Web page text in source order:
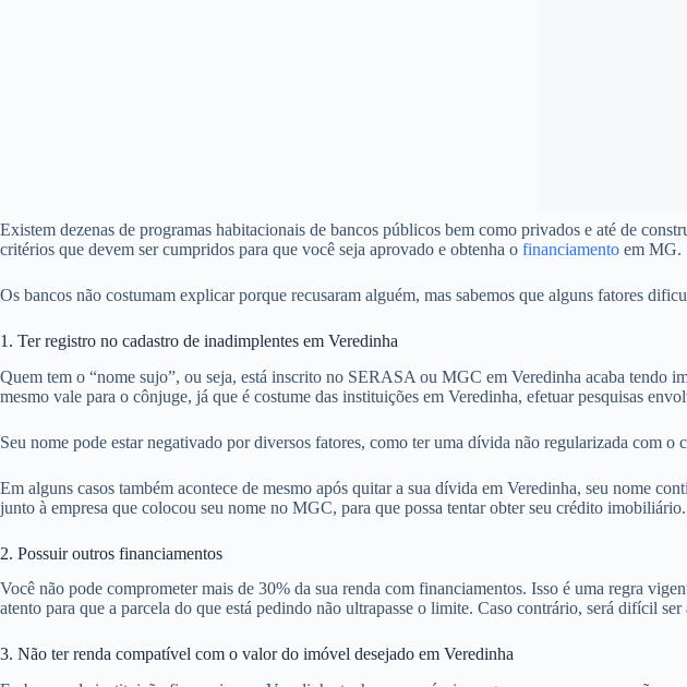
Existem dezenas de programas habitacionais de bancos públicos bem como privados e até de
critérios que devem ser cumpridos para que você seja aprovado e obtenha o financiamento em MG.
Os bancos não costumam explicar porque recusaram alguém, mas sabemos que alguns fatores
1. Ter registro no cadastro de inadimplentes em Veredinha
Quem tem o “nome sujo”, ou seja, está inscrito no SERASA ou MGC em Veredinha acaba tendo
mesmo vale para o cônjuge, já que é costume das instituições em Veredinha, efetuar pesquisas
Seu nome pode estar negativado por diversos fatores, como ter uma dívida não regularizada com
Em alguns casos também acontece de mesmo após quitar a sua dívida em Veredinha, seu nome
junto à empresa que colocou seu nome no MGC, para que possa tentar obter seu crédito imobiliário.
2. Possuir outros financiamentos
Você não pode comprometer mais de 30% da sua renda com financiamentos. Isso é uma regra
atento para que a parcela do que está pedindo não ultrapasse o limite. Caso contrário, será difícil
3. Não ter renda compatível com o valor do imóvel desejado em Veredinha